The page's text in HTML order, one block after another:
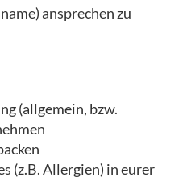
ansprechen zu
(allgemein, bzw.
(z.B. Allergien) in eurer